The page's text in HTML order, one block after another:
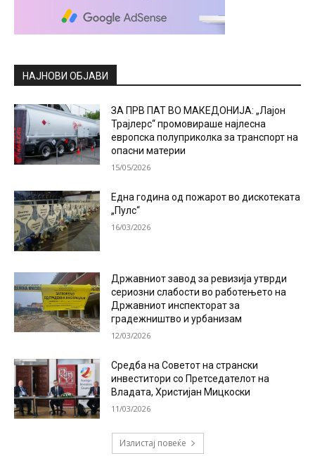
НАЈНОВИ ОБЈАВИ
ЗА ПРВ ПАТ ВО МАКЕДОНИЈА: „Лајон
Трајлерс“ промовираше најлесна
европска полуприколка за транспорт на
опасни материи
15/05/2026
Една година од пожарот во дискотеката
„Пулс“
16/03/2026
Државниот завод за ревизија утврди
сериозни слабости во работењето на
Државниот инспекторат за
градежништво и урбанизам
12/03/2026
Средба на Советот на странски
инвеститори со Претседателот на
Владата, Христијан Мицкоски
11/03/2026
Излистај повеќе